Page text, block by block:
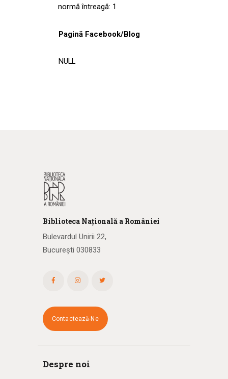
normă întreagă: 1
Pagină Facebook/Blog
NULL
Biblioteca Națională a României
Bulevardul Unirii 22,
București 030833
Contactează-Ne
Despre noi